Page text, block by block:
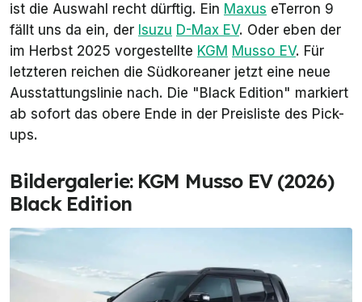
ist die Auswahl recht dürftig. Ein Maxus eTerron 9
fällt uns da ein, der Isuzu D-Max EV. Oder eben der
im Herbst 2025 vorgestellte KGM Musso EV. Für
letzteren reichen die Südkoreaner jetzt eine neue
Ausstattungslinie nach. Die "Black Edition" markiert
ab sofort das obere Ende in der Preisliste des Pick-
ups.
Bildergalerie: KGM Musso EV (2026)
Black Edition